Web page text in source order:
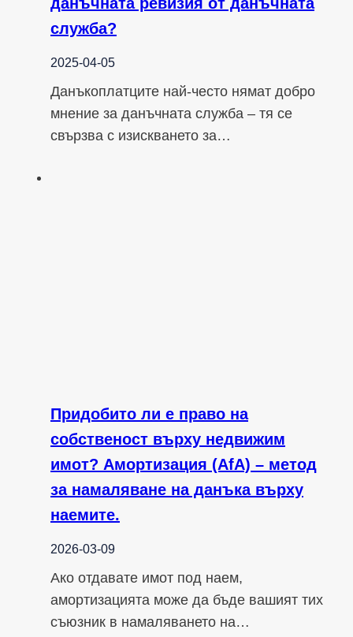
служба?
2025-04-05
Данъкоплатците най-често нямат добро
мнение за данъчната служба – тя се
свързва с изискването за…
Придобито ли е право на
собственост върху недвижим
имот? Амортизация (AfA) – метод
за намаляване на данъка върху
наемите.
2026-03-09
Ако отдавате имот под наем,
амортизацията може да бъде вашият тих
съюзник в намаляването на…